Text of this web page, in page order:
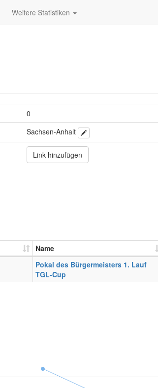
Weitere Statistiken
0
Sachsen-Anhalt
Link hinzufügen
Name
Pokal des Bürgermeisters 1. Lauf
TGL-Cup